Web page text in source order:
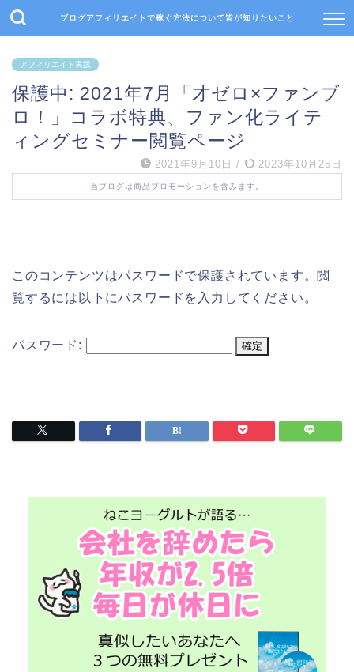
ブログアフィリエイトで稼ぐ方法について皆が知りたいこと
アフィリエイト実践
保護中: 2021年7月「才ゼロ×ファンブ
ロ！」コラボ特典、ファン化ライテ
ィングセミナー閲覧ページ
2021年9月10日 / 2023年10月25日
当ブログは商品プロモーションを含みます。
このコンテンツはパスワードで保護されています。閲
覧するには以下にパスワードを入力してください。
パスワード: